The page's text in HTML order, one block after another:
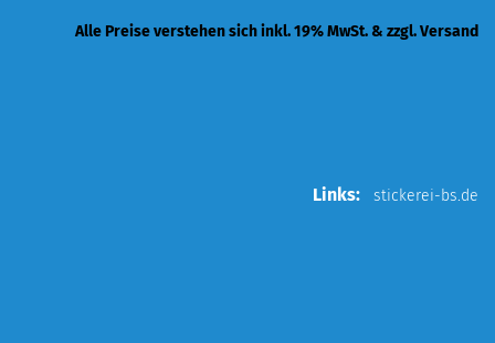
Alle Preise verstehen sich inkl. 19% MwSt. & zzgl. Versand
Links: stickerei-bs.de